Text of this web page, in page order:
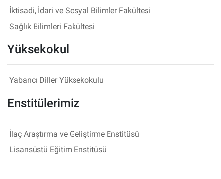
İktisadi, İdari ve Sosyal Bilimler Fakültesi
Sağlık Bilimleri Fakültesi
Yüksekokul
Yabancı Diller Yüksekokulu
Enstitülerimiz
İlaç Araştırma ve Geliştirme Enstitüsü
Lisansüstü Eğitim Enstitüsü